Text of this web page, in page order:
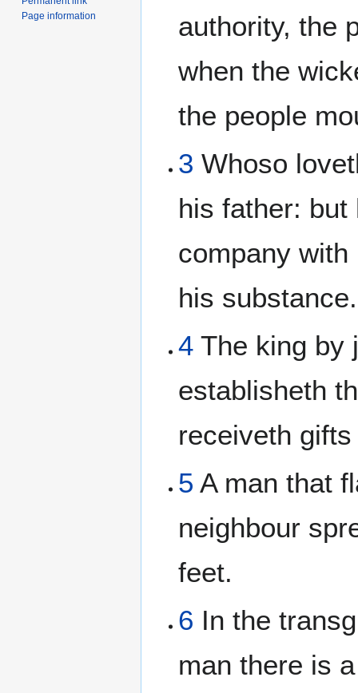
authority, the
when the
the people
3 Whoso
his father: but
company
his substance.
4 The king by
establisheth
receiveth
5 A man that
neighbour
feet.
6 In the
man there is
Page information